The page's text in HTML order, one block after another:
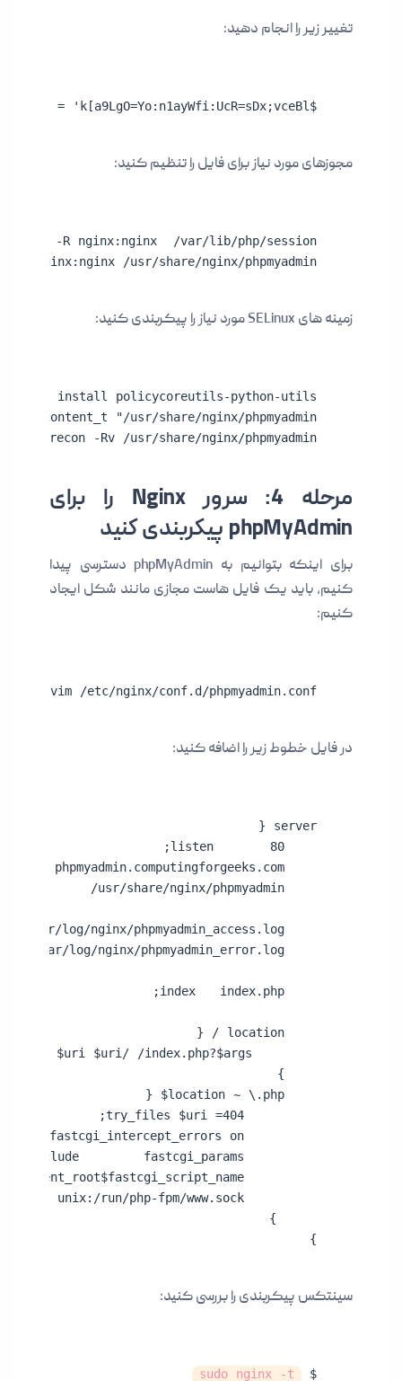
تغییر زیر را انجام دهید:
$cfg['blowfish_secret'] = 'k[a9LgO=Yo:n1ayWfi:UcR=sDx;vceBl';
مجوزهای مورد نیاز برای فایل را تنظیم کنید:
-R nginx:nginx /usr/share/nginx/phpmyadmin
زمینه های SELinux مورد نیاز را پیکربندی کنید:
restorecon -Rv /usr/share/nginx/phpmyadmin
مرحله 4: سرور Nginx را برای
phpMyAdmin پیکربندی کنید
برای اینکه بتوانیم به phpMyAdmin دسترسی پیدا
کنیم، باید یک فایل هاست مجازی مانند شکل ایجاد
کنیم:
sudo vim /etc/nginx/conf.d/phpmyadmin.conf
در فایل خطوط زیر را اضافه کنید:
}
سینتکس پیکربندی را بررسی کنید:
$
sudo nginx -t